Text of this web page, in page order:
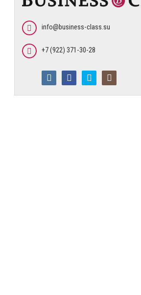
info@business-class.su
+7 (922) 371-30-28